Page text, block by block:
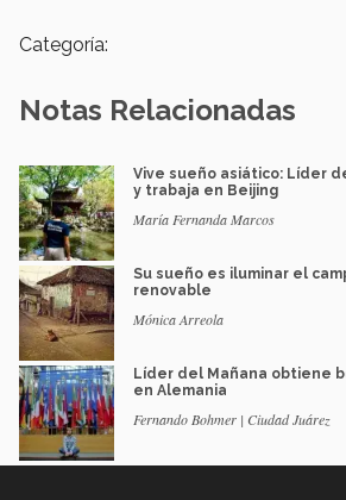
Categoría:
Notas Relacionadas
Vive sueño asiático: Líder
y trabaja en Beijing
María Fernanda Marcos
Su sueño es iluminar el
renovable
Mónica Arreola
Líder del Mañana obtiene
en Alemania
Fernando Bohmer | Ciudad Juárez